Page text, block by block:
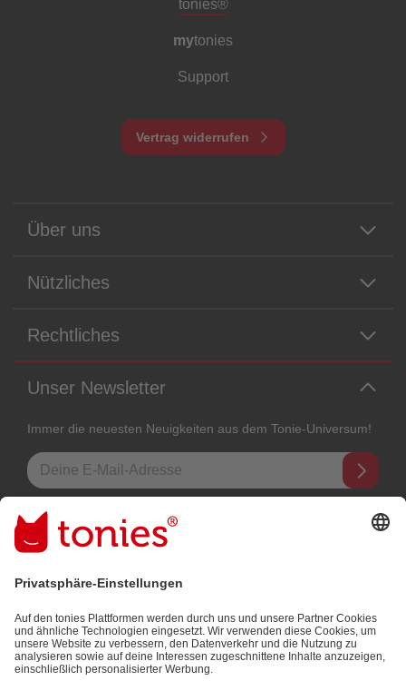
tonies®
mytonies
Support
Vertrag widerrufen
Über uns
Nützliches
Rechtliches
Unser Newsletter
Immer die neuesten Neuigkeiten aus dem Tonie-Universum!
E-Mail-Addresse
Mit dem Absenden abonnierst du unseren E-Mail-Newsletter, der auf
den von dir bereitgestellten Informationen (z.B. Account-informationen)
und den von dir zu Werbezwecken bereitgestellten
Datenschutzbestimmungen.
Bezahlmethoden: